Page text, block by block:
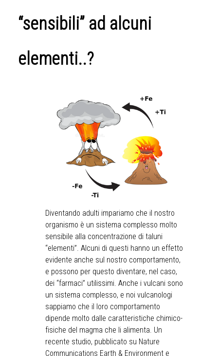
“sensibili” ad alcuni
elementi..?
Diventando adulti impariamo che il nostro
organismo è un sistema complesso molto
sensibile alla concentrazione di taluni
“elementi”. Alcuni di questi hanno un effetto
evidente anche sul nostro comportamento,
e possono per questo diventare, nel caso,
dei “farmaci” utilissimi. Anche i vulcani sono
un sistema complesso, e noi vulcanologi
sappiamo che il loro comportamento
dipende molto dalle caratteristiche chimico-
fisiche del magma che li alimenta. Un
recente studio, pubblicato su Nature
Communications Earth & Environment e